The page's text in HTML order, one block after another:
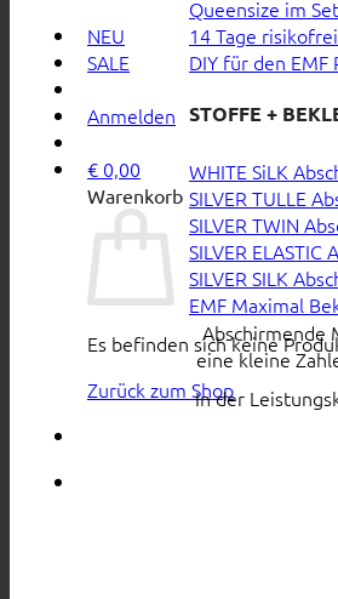
NEU
SALE
Anmelden
€ 0,00
Warenkorb
Es befinden sich keine
Zurück zum Shop
Queensize im Set
14 Tage
DIY für den EMF
STOFFE +
WHITE SiLK
SILVER TULLE
SILVER TWIN
SILVER
SILVER SILK
EMF Maximal
Abschirmende
eine kleine
In der